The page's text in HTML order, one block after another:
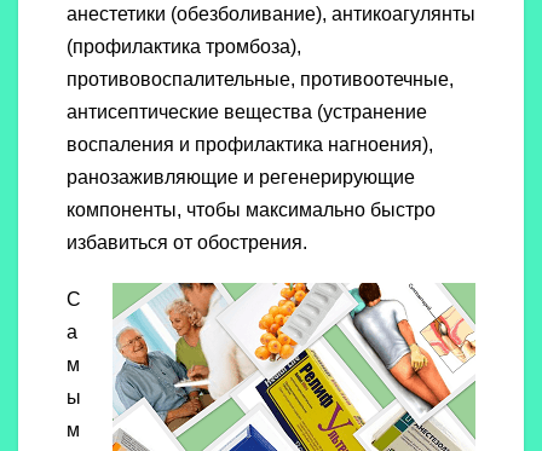
анестетики (обезболивание), антикоагулянты
(профилактика тромбоза),
противовоспалительные, противоотечные,
антисептические вещества (устранение
воспаления и профилактика нагноения),
ранозаживляющие и регенерирующие
компоненты, чтобы максимально быстро
избавиться от обострения.
С
а
м
ы
м